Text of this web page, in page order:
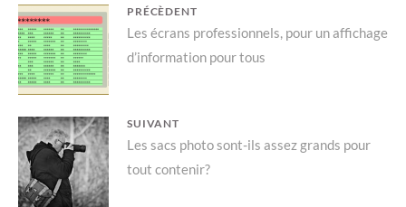
Navigation
de
l’article
PRÉCÈDENT
Previous
post:
Les écrans professionnels, pour un affichage
d’information pour tous
SUIVANT
Next
post:
Les sacs photo sont-ils assez grands pour
tout contenir?